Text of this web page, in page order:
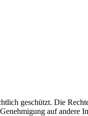
geschützt. Die
auf andere